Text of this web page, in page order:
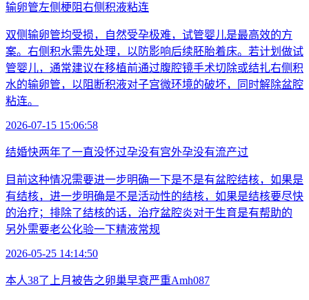
输卵管左侧梗阻右侧积液粘连
双侧输卵管均受损，自然受孕极难，试管婴儿是最高效的方
案。右侧积水需先处理，以防影响后续胚胎着床。若计划做试
管婴儿，通常建议在移植前通过腹腔镜手术切除或结扎右侧积
水的输卵管，以阻断积液对子宫微环境的破坏，同时解除盆腔
粘连。
2026-07-15 15:06:58
结婚快两年了一直没怀过孕没有宫外孕没有流产过
目前这种情况需要进一步明确一下是不是有盆腔结核，如果是
有结核，进一步明确是不是活动性的结核，如果是结核要尽快
的治疗；排除了结核的话，治疗盆腔炎对于生育是有帮助的
另外需要老公化验一下精液常规
2026-05-25 14:14:50
本人38了上月被告之卵巢早衰严重Amh087